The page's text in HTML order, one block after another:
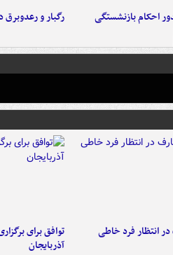
احکام بازنشستگی رگبار و رعدوبرق
انتظار فرد خاطی
توافق برای
آذربایجان